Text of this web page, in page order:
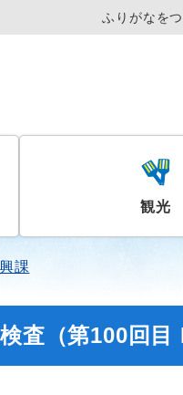
ふりがなを
観光
課
査（第100回